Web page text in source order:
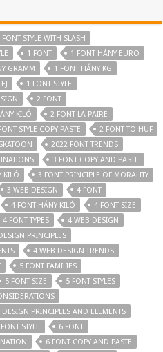
FONT STYLE WITH SLASH
1 FONT
1 FONT HÁNY EURO
GRAMM
1 FONT HÁNY KG
1 FONT STYLE
2 FONT
KILÓ
2 FONT LA PAIRE
STYLE COPY PASTE
2 FONT TO HUF
2022 FONT TRENDS
3 FONT COPY AND PASTE
KILÓ
3 FONT PRINCIPLE OF MORALITY
3 WEB DESIGN
4 FONT
4 FONT HÁNY KILÓ
4 FONT SIZE
4 FONT TYPES
4 WEB DESIGN
PRINCIPLES
4 WEB DESIGN TRENDS
5 FONT FAMILIES
5 FONT SIZE
5 FONT STYLES
DESIGN PRINCIPLES AND ELEMENTS
STYLE
6 FONT
6 FONT COPY AND PASTE